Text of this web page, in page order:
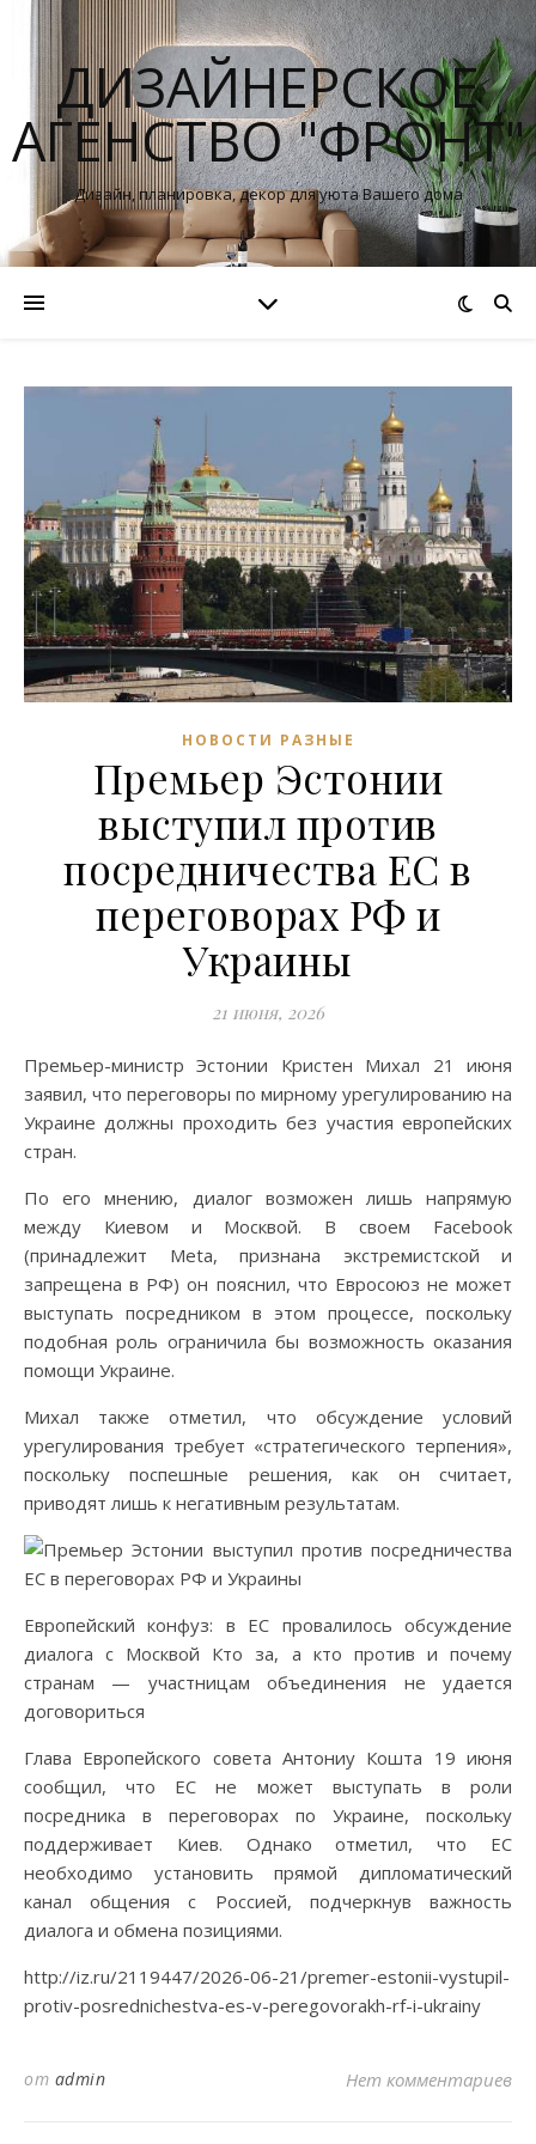
ДИЗАЙНЕРСКОЕ
АГЕНСТВО "ФРОНТ"
Дизайн, планировка, декор для уюта Вашего дома
НОВОСТИ РАЗНЫЕ
Премьер Эстонии
выступил против
посредничества ЕС в
переговорах РФ и
Украины
21 июня, 2026
Премьер-министр Эстонии Кристен Михал 21 июня
заявил, что переговоры по мирному урегулированию на
Украине должны проходить без участия европейских
стран.
По его мнению, диалог возможен лишь напрямую
между Киевом и Москвой. В своем Facebook
(принадлежит Meta, признана экстремистской и
запрещена в РФ) он пояснил, что Евросоюз не может
выступать посредником в этом процессе, поскольку
подобная роль ограничила бы возможность оказания
помощи Украине.
Михал также отметил, что обсуждение условий
урегулирования требует «стратегического терпения»,
поскольку поспешные решения, как он считает,
приводят лишь к негативным результатам.
Европейский конфуз: в ЕС провалилось обсуждение
диалога с Москвой Кто за, а кто против и почему
странам — участницам объединения не удается
договориться
Глава Европейского совета Антониу Кошта 19 июня
сообщил, что ЕС не может выступать в роли
посредника в переговорах по Украине, поскольку
поддерживает Киев. Однако отметил, что ЕС
необходимо установить прямой дипломатический
канал общения с Россией, подчеркнув важность
диалога и обмена позициями.
http://iz.ru/2119447/2026-06-21/premer-estonii-vystupil-
protiv-posrednichestva-es-v-peregovorakh-rf-i-ukrainy
от admin Нет комментариев